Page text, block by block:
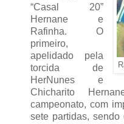
“Casal 20”
Hernane e
Rafinha. O
primeiro,
apelidado pela
torcida de
HerNunes e
Chicharito
campeonato, com
sete partidas,